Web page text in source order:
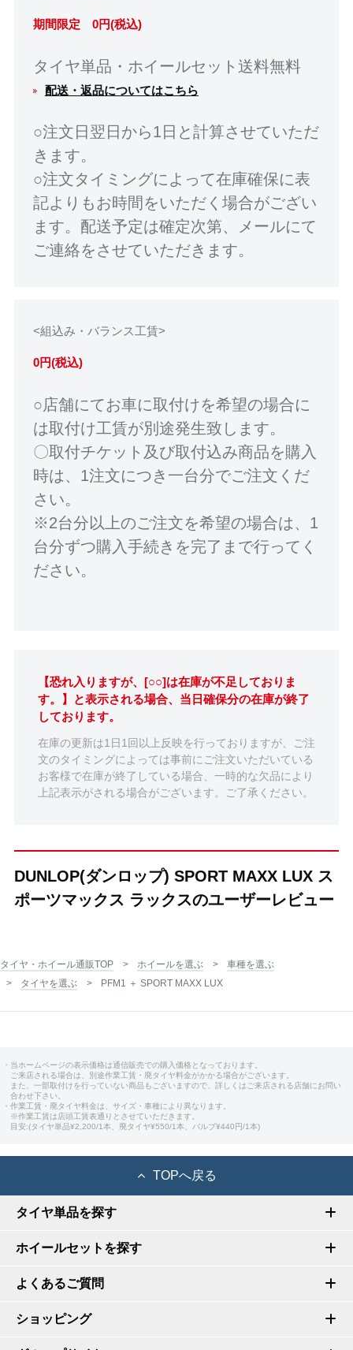
期間限定 0円(税込)
タイヤ単品・ホイールセット送料無料
配送・返品についてはこちら
○注文日翌日から1日と計算させていただ
きます。
○注文タイミングによって在庫確保に表
記よりもお時間をいただく場合がござい
ます。配送予定は確定次第、メールにて
ご連絡をさせていただきます。
<組込み・バランス工賃>
0円(税込)
○店舗にてお車に取付けを希望の場合に
は取付け工賃が別途発生致します。
〇取付チケット及び取付込み商品を購入
時は、1注文につき一台分でご注文くだ
さい。
※2台分以上のご注文を希望の場合は、1
台分ずつ購入手続きを完了まで行ってく
ださい。
【恐れ入りますが、[○○]は在庫が不足しておりま
す。】と表示される場合、当日確保分の在庫が終了
しております。
在庫の更新は1日1回以上反映を行っておりますが、ご注
文のタイミングによっては事前にご注文いただいている
お客様で在庫が終了している場合、一時的な欠品により
上記表示がされる場合がございます。ご了承ください。
DUNLOP(ダンロップ) SPORT MAXX LUX ス
ポーツマックス ラックスのユーザーレビュー
タイヤ・ホイール通販TOP ホイールを選ぶ
車種を選ぶ
タイヤを選ぶ
PFM1 ＋ SPORT MAXX LUX
・当ホームページの表示価格は通信販売での購入価格となっております。
ご来店される場合は、別途作業工賃・廃タイヤ料金がかかる場合がございます。
また、一部取付けを行っていない商品もございますので、詳しくはご来店される店舗にお問い
合わせ下さい。
・作業工賃・廃タイヤ料金は、サイズ・車種により異なります。
※作業工賃は店頭工賃表通りとさせていただきます。
目安:(タイヤ単品¥2,200/1本、廃タイヤ¥550/1本、バルブ¥440円/1本)
TOPへ戻る
タイヤ単品を探す
ホイールセットを探す
よくあるご質問
ショッピング